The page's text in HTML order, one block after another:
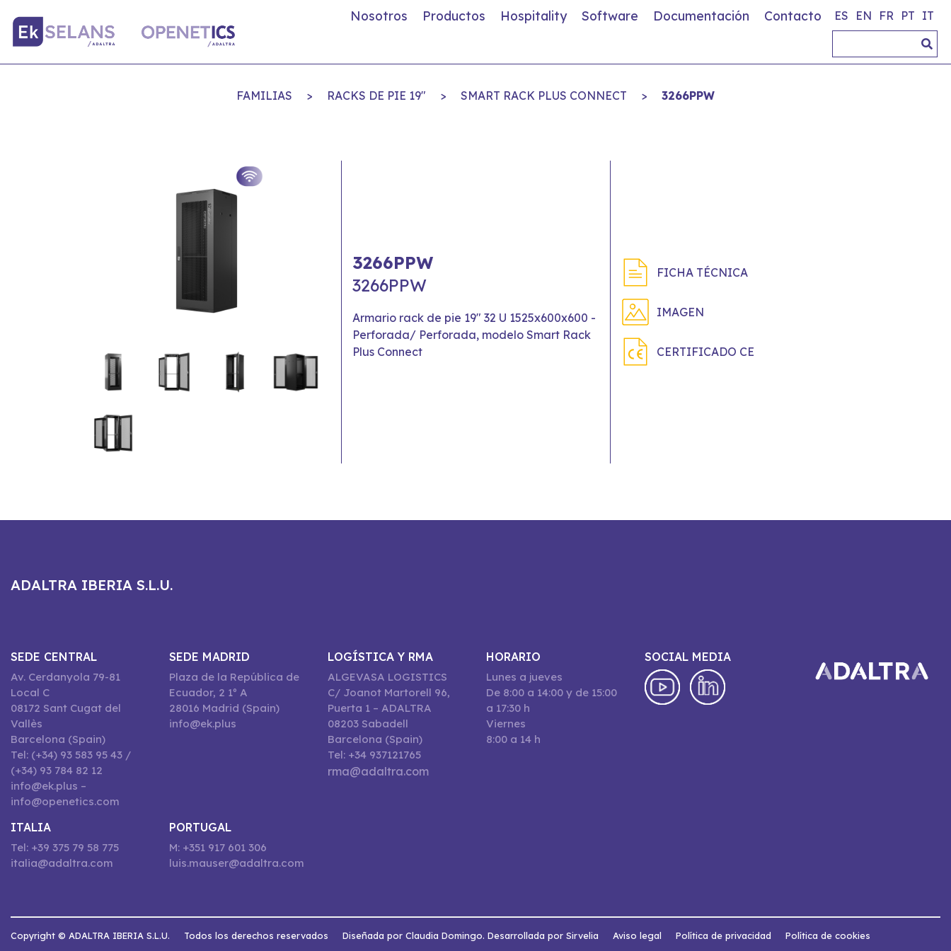
Nosotros Productos Hospitality Software Documentación Contacto ES EN FR PT IT
FAMILIAS > RACKS DE PIE 19" > SMART RACK PLUS CONNECT > 3266PPW
3266PPW
3266PPW
Armario rack de pie 19" 32 U 1525x600x600 -
Perforada/ Perforada, modelo Smart Rack
Plus Connect
FICHA TÉCNICA
IMAGEN
CERTIFICADO CE
ADALTRA IBERIA S.L.U.
SEDE CENTRAL
Av. Cerdanyola 79-81
Local C
08172 Sant Cugat del
Vallès
Barcelona (Spain)
Tel: (+34) 93 583 95 43 /
(+34) 93 784 82 12
info@ek.plus –
info@openetics.com
SEDE MADRID
Plaza de la República de
Ecuador, 2 1º A
28016 Madrid (Spain)
info@ek.plus
LOGÍSTICA Y RMA
ALGEVASA LOGISTICS
C/ Joanot Martorell 96,
Puerta 1 – ADALTRA
08203 Sabadell
Barcelona (Spain)
Tel: +34 937121765
rma@adaltra.com
HORARIO
Lunes a jueves
De 8:00 a 14:00 y de 15:00
a 17:30 h
Viernes
8:00 a 14 h
SOCIAL MEDIA
ITALIA
Tel: +39 375 79 58 775
italia@adaltra.com
PORTUGAL
M: +351 917 601 306
luis.mauser@adaltra.com
Copyright © ADALTRA IBERIA S.L.U. Todos los derechos reservados Diseñada por Claudia Domingo. Desarrollada por Sirvelia Aviso legal Política de privacidad Política de cookies